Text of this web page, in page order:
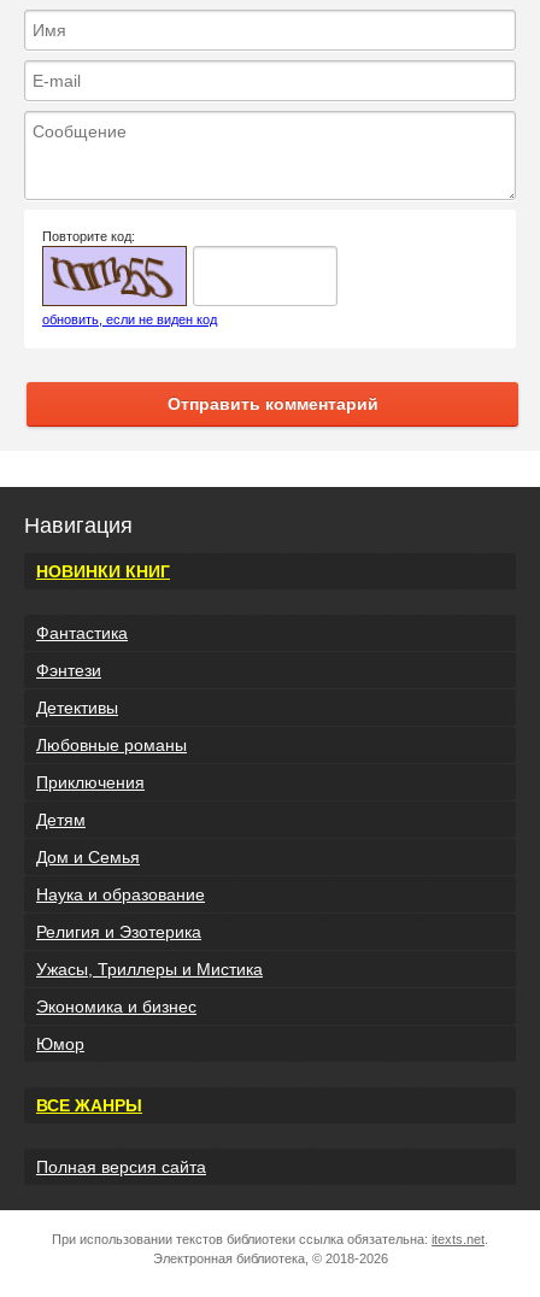
Повторите код:
обновить, если не виден код
Отправить комментарий
Навигация
НОВИНКИ КНИГ
Фантастика
Фэнтези
Детективы
Любовные романы
Приключения
Детям
Дом и Семья
Наука и образование
Религия и Эзотерика
Ужасы, Триллеры и Мистика
Экономика и бизнес
Юмор
ВСЕ ЖАНРЫ
Полная версия сайта
При использовании текстов библиотеки ссылка обязательна: itexts.net
Электронная библиотека, © 2018-2026